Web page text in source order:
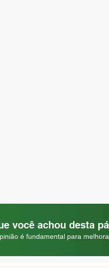
você achou desta
é fundamental para